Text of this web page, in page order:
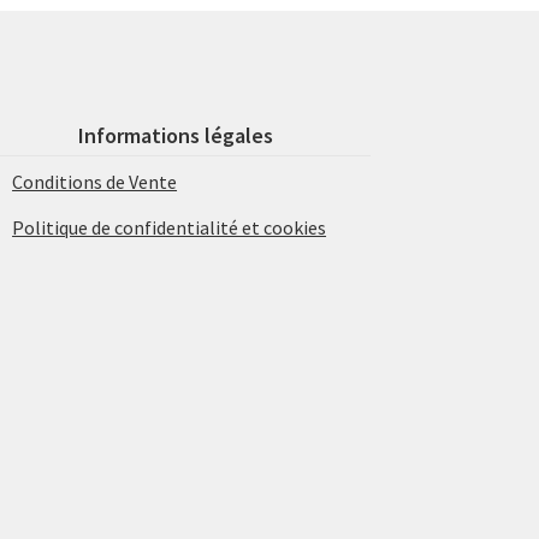
Informations légales
Conditions de Vente
Politique de confidentialité et cookies